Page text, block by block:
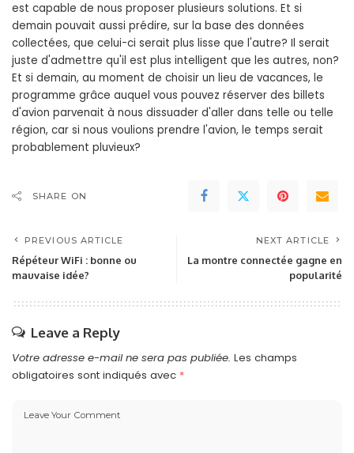
est capable de nous proposer plusieurs solutions. Et si
demain pouvait aussi prédire, sur la base des données
collectées, que celui-ci serait plus lisse que l'autre? Il serait
juste d'admettre qu'il est plus intelligent que les autres, non?
Et si demain, au moment de choisir un lieu de vacances, le
programme grâce auquel vous pouvez réserver des billets
d'avion parvenait à nous dissuader d'aller dans telle ou telle
région, car si nous voulions prendre l'avion, le temps serait
probablement pluvieux?
SHARE ON
PREVIOUS ARTICLE
Répéteur WiFi : bonne ou
mauvaise idée?
NEXT ARTICLE
La montre connectée gagne en
popularité
Leave a Reply
Votre adresse e-mail ne sera pas publiée. Les champs
obligatoires sont indiqués avec *